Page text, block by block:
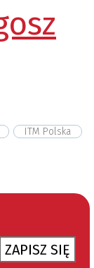
ITM Polska
ZAPISZ SIĘ